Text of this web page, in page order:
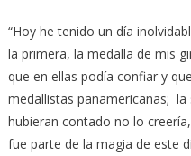
“Hoy he tenido un día
la primera, la medalla de mis
que en ellas podía confiar y
medallistas panamericanas;
hubieran contado no lo
fue parte de la magia de este